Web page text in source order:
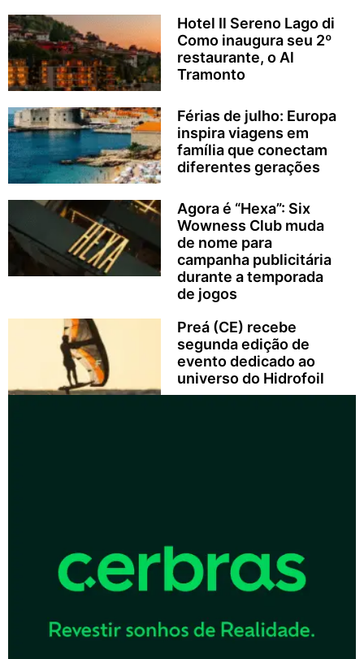
Hotel Il Sereno Lago di
Como inaugura seu 2º
restaurante, o Al
Tramonto
Férias de julho: Europa
inspira viagens em
família que conectam
diferentes gerações
Agora é “Hexa”: Six
Wowness Club muda
de nome para
campanha publicitária
durante a temporada
de jogos
Preá (CE) recebe
segunda edição de
evento dedicado ao
universo do Hidrofoil